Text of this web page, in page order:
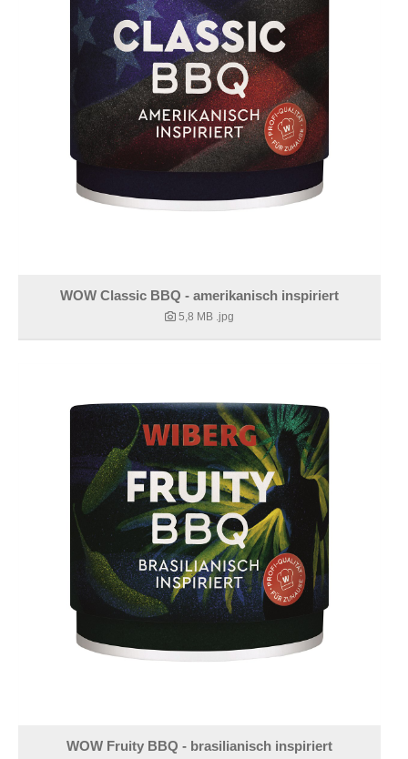
WOW Classic BBQ - amerikanisch inspiriert
5,8 MB .jpg
WOW Fruity BBQ - brasilianisch inspiriert